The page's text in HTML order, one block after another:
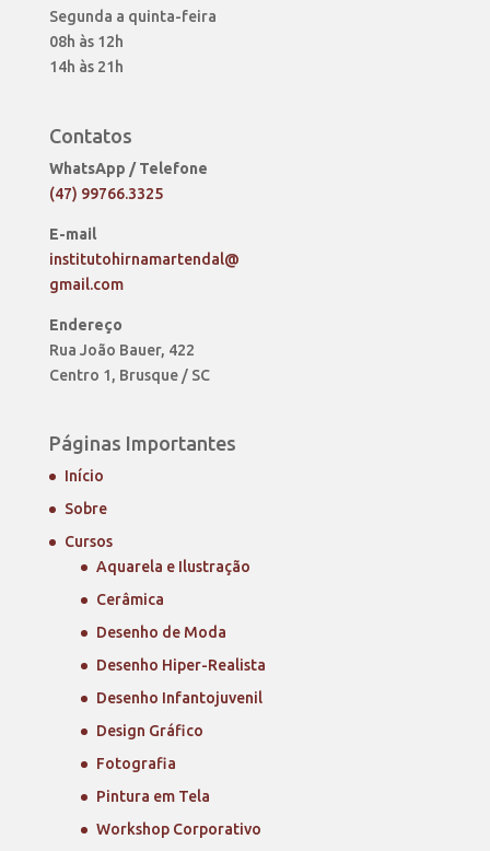
Segunda a quinta-feira
08h às 12h
14h às 21h
Contatos
WhatsApp / Telefone
(47) 99766.3325
E-mail
institutohirnamartendal@
gmail.com
Endereço
Rua João Bauer, 422
Centro 1, Brusque / SC
Páginas Importantes
Início
Sobre
Cursos
Aquarela e Ilustração
Cerâmica
Desenho de Moda
Desenho Hiper-Realista
Desenho Infantojuvenil
Design Gráfico
Fotografia
Pintura em Tela
Workshop Corporativo